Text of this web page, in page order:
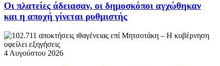
Οι πλατείες άδειασαν, οι δημοσκόποι αγχώθηκαν
και η αποχή γίνεται ρυθμιστής
4 Αυγούστου 2026